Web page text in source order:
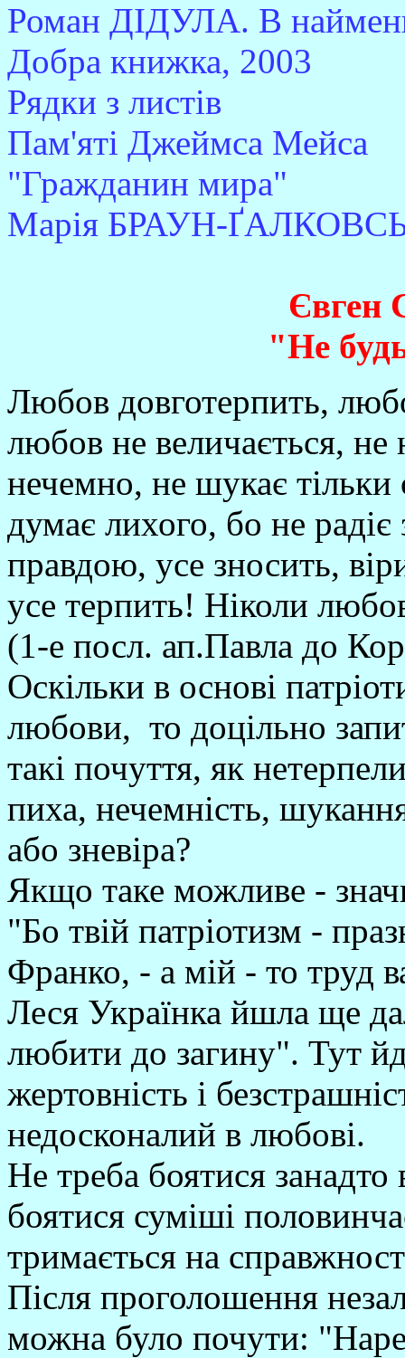
Роман ДІДУЛА. В
Добра книжка, 2003
Рядки з листів
Пам'яті Джеймса Мейса
"Гражданин мира"
Марія БРАУН-
"Не
Любов довготерпить,
любов не величається, не
нечемно, не шукає тільки
думає лихого, бо не
правдою, усе зносить,
усе терпить! Ніколи
(1-е посл. ап.Павла до
Оскільки в основі
любови, то доцільно
такі почуття, як
пиха, нечемність,
або зневіра?
Якщо таке можливе -
"Бо твій патріотизм -
Франко, - а мій - то труд
Леся Українка йшла ще
любити до загину". Тут
жертовність і
недосконалий в любові.
Не треба боятися занадто
боятися суміші
тримається на
Після проголошення
можна було почути: